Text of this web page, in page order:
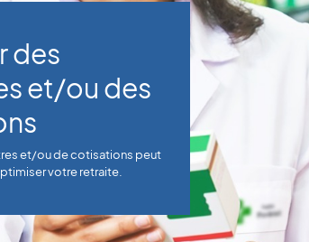
des
et/ou des
et/ou de cotisations peut
votre retraite.